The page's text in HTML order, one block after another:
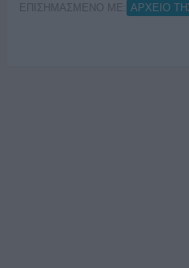
ΕΠΙΣΗΜΑΣΜΕΝΟ ΜΕ: ΑΡΧΕΙΟ